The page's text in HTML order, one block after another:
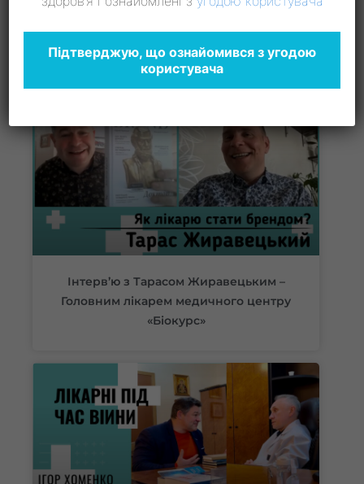
Стандарти і практика
мультидисциплінарного підходу на
первинній ланці – 05.05.2023
Інтерв’ю з Тарасом Жиравецьким –
Головним лікарем медичного центру
«Біокурс»
Підтверджую, що ознайомився з угодою
користувача